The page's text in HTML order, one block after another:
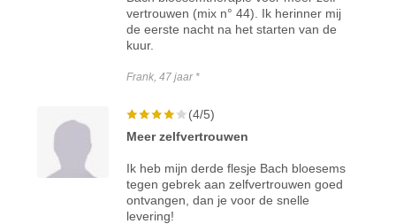
vertrouwen (mix n° 44). Ik herinner mij
de eerste nacht na het starten van de
kuur.
Frank, 47 jaar *
(4/5)
Meer zelfvertrouwen
Ik heb mijn derde flesje Bach bloesems
tegen gebrek aan zelfvertrouwen goed
ontvangen, dan je voor de snelle
levering!